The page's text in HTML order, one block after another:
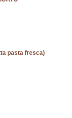
pasta fresca)